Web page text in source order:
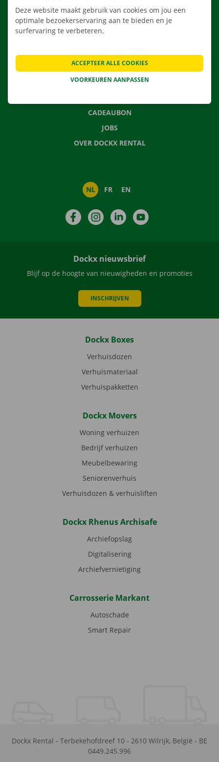
APP
VERHUISOPLOSSINGEN
CONTACTEER ONS
VEELGESTELDE VRAGEN
CADEAUBON
JOBS
OVER DOCKX RENTAL
NL FR EN
FacebookInstagramLinkedIn
Dockx nieuwsbrief
Blijf op de hoogte van nieuwigheden en promoties
INSCHRIJVEN
Dockx Boxes
Verhuisdozen
Verhuismateriaal
Verhuispakketten
Dockx Movers
Woning verhuizen
Bedrijf verhuizen
Meubelbewaring
Seniorenverhuis
Verhuisdozen & verhuisliften
Dockx Rhenus Archisafe
Archiefopslag
Digitalisering
Archiefvernietiging
Carrosserie Markant
Autoschade
Smart Repair
Dockx Rental - Terbekehofdreef 10 - 2610 Wilrijk, België - BE
0449.245.996
Deze website maakt gebruik van cookies om jou een
optimale bezoekerservaring aan te bieden en je
surfervaring te verbeteren.
VOORKEUREN AANPASSEN
ACCEPTEER ALLE COOKIES